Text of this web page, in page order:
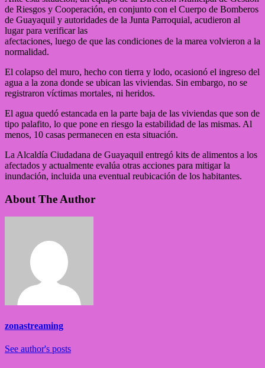
de Riesgos y Cooperación, en conjunto con el Cuerpo de Bomberos
de Guayaquil y autoridades de la Junta Parroquial, acudieron al
lugar para verificar las
afectaciones, luego de que las condiciones de la marea volvieron a la
normalidad.
El colapso del muro, hecho con tierra y lodo, ocasionó el ingreso del
agua a la zona donde se ubican las viviendas. Sin embargo, no se
registraron víctimas mortales, ni heridos.
El agua quedó estancada en la parte baja de las viviendas que son de
tipo palafito, lo que pone en riesgo la estabilidad de las mismas. Al
menos, 10 casas permanecen en esta situación.
La Alcaldía Ciudadana de Guayaquil entregó kits de alimentos a los
afectados y actualmente evalúa otras acciones para mitigar la
inundación, incluida una eventual reubicación de los habitantes.
About The Author
zonastreaming
See author's posts